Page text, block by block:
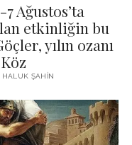
Ağustos’ta
etkinliğin bu
yılın ozanı
HALUK ŞAHIN